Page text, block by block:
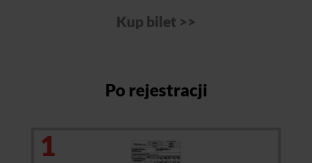
Po rejestracji
1